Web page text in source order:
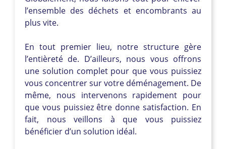
l’ensemble des déchets et encombrants au
plus vite.
En tout premier lieu, notre structure gère
l’entièreté de. D’ailleurs, nous vous offrons
une solution complet pour que vous puissiez
vous concentrer sur votre déménagement. De
même, nous intervenons rapidement pour
que vous puissiez être donne satisfaction. En
fait, nous veillons à que vous puissiez
bénéficier d’un solution idéal.